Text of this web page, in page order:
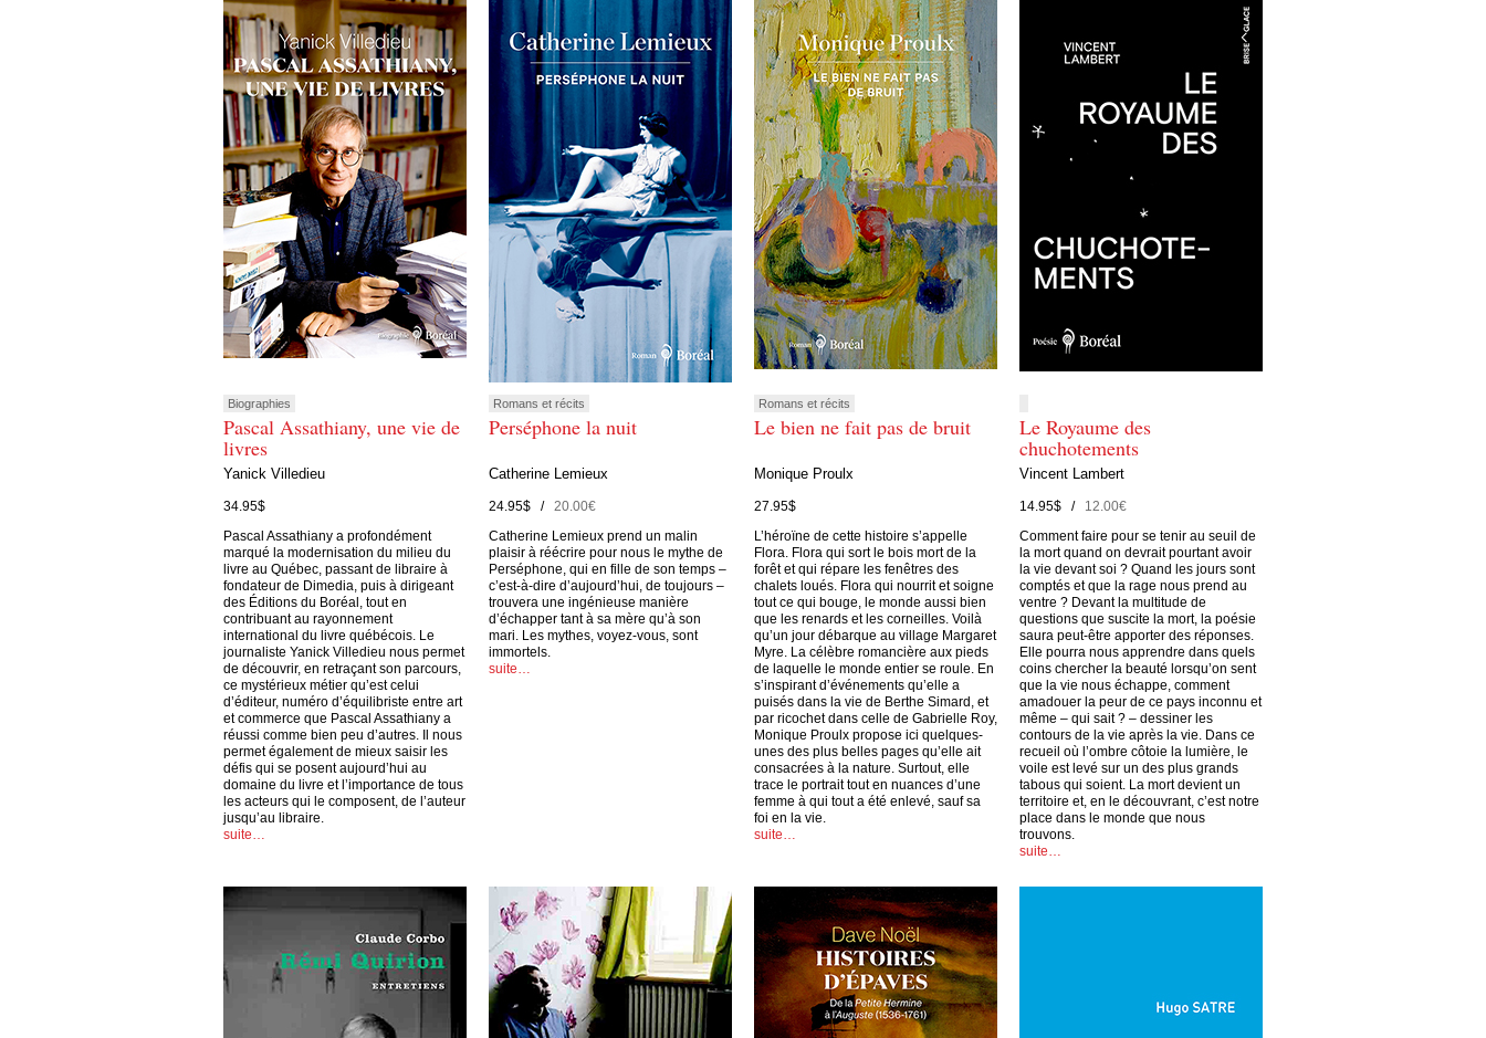
Biographies
Pascal Assathiany, une vie de
livres
Yanick Villedieu
34.95$
Pascal Assathiany a profondément
marqué la modernisation du milieu du
livre au Québec, passant de libraire à
fondateur de Dimedia, puis à dirigeant
des Éditions du Boréal, tout en
contribuant au rayonnement
international du livre québécois. Le
journaliste Yanick Villedieu nous permet
de découvrir, en retraçant son parcours,
ce mystérieux métier qu’est celui
d’éditeur, numéro d’équilibriste entre art
et commerce que Pascal Assathiany a
réussi comme bien peu d’autres. Il nous
permet également de mieux saisir les
défis qui se posent aujourd’hui au
domaine du livre et l’importance de tous
les acteurs qui le composent, de l’auteur
jusqu’au libraire.
suite…
Romans et récits
Perséphone la nuit
Catherine Lemieux
24.95$ /20.00€
Catherine Lemieux prend un malin
plaisir à réécrire pour nous le mythe de
Perséphone, qui en fille de son temps –
c’est-à-dire d’aujourd’hui, de toujours –
trouvera une ingénieuse manière
d’échapper tant à sa mère qu’à son
mari. Les mythes, voyez-vous, sont
immortels.
suite…
Romans et récits
Le bien ne fait pas de bruit
Monique Proulx
27.95$
L’héroïne de cette histoire s’appelle
Flora. Flora qui sort le bois mort de la
forêt et qui répare les fenêtres des
chalets loués. Flora qui nourrit et soigne
tout ce qui bouge, le monde aussi bien
que les renards et les corneilles. Voilà
qu’un jour débarque au village Margaret
Myre. La célèbre romancière aux pieds
de laquelle le monde entier se roule. En
s’inspirant d’événements qu’elle a
puisés dans la vie de Berthe Simard, et
par ricochet dans celle de Gabrielle Roy,
Monique Proulx propose ici quelques-
unes des plus belles pages qu’elle ait
consacrées à la nature. Surtout, elle
trace le portrait tout en nuances d’une
femme à qui tout a été enlevé, sauf sa
foi en la vie.
suite…
Le Royaume des
chuchotements
Vincent Lambert
14.95$ /12.00€
Comment faire pour se tenir au seuil de
la mort quand on devrait pourtant avoir
la vie devant soi ? Quand les jours sont
comptés et que la rage nous prend au
ventre ? Devant la multitude de
questions que suscite la mort, la poésie
saura peut-être apporter des réponses.
Elle pourra nous apprendre dans quels
coins chercher la beauté lorsqu’on sent
que la vie nous échappe, comment
amadouer la peur de ce pays inconnu et
même – qui sait ? – dessiner les
contours de la vie après la vie. Dans ce
recueil où l’ombre côtoie la lumière, le
voile est levé sur un des plus grands
tabous qui soient. La mort devient un
territoire et, en le découvrant, c’est notre
place dans le monde que nous
trouvons.
suite…